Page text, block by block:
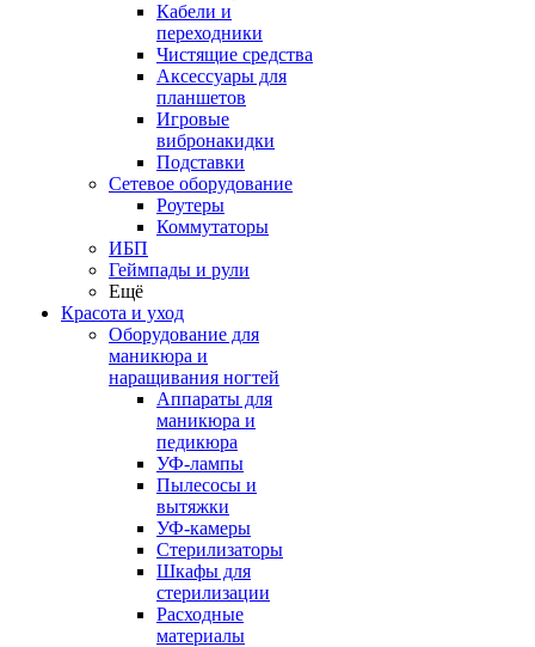
Кабели и
переходники
Чистящие средства
Аксессуары для
планшетов
Игровые
вибронакидки
Подставки
Сетевое оборудование
Роутеры
Коммутаторы
ИБП
Геймпады и рули
Ещё
Красота и уход
Оборудование для
маникюра и
наращивания ногтей
Аппараты для
маникюра и
педикюра
УФ-лампы
Пылесосы и
вытяжки
УФ-камеры
Стерилизаторы
Шкафы для
стерилизации
Расходные
материалы